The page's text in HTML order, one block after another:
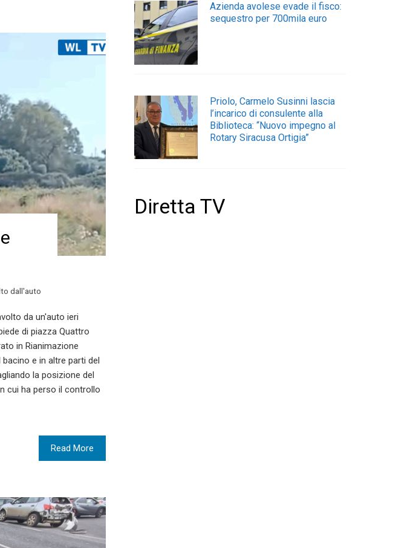
dall'auto
da un'auto ieri
di piazza Quattro
in Rianimazione
e in altre parti del
la posizione del
cui ha perso il controllo
Read More
Azienda avolese evade il fisco:
sequestro per 700mila euro
Priolo, Carmelo Susinni lascia
l’incarico di consulente alla
Biblioteca: “Nuovo impegno al
Rotary Siracusa Ortigia”
Diretta TV